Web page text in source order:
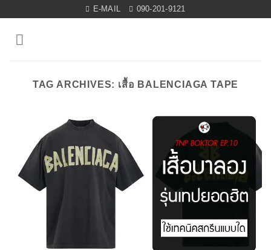
content
E-MAIL 090-201-9121
TAG ARCHIVES: เสื้อ BALENCIAGA TAPE